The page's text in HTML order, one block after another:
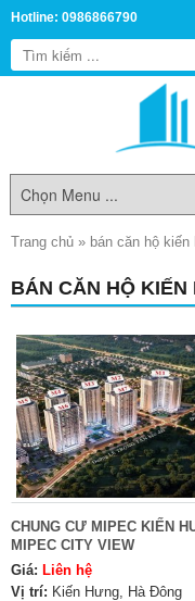
Hotline: 0986866790
Trang chủ » bán căn hộ
BÁN CĂN HỘ
CHUNG CƯ MIPEC KIẾN
MIPEC CITY VIEW
Giá: Liên hệ
Vị trí: Kiến Hưng, Hà Đông